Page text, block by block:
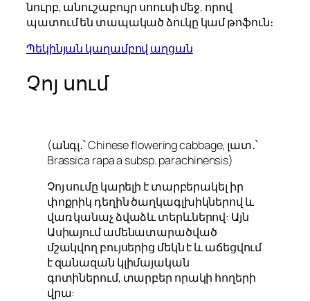
նուրբ, անուշաբույր սոուսի մեջ, որով
պատում են տապակած ձուկը կամ թոֆուն։
Պեկինյան կաղամբով աղցան
Չոյ սում
(անգլ․՝ Chinese flowering cabbage, լատ․՝
Brassica rapa a subsp. parachinensis)
Չոյ սումը կարելի է տարբերակել իր
փոքրիկ դեղին ծաղկագլխիկներով և
վառ կանաչ ձվաձև տերևներով: Այն
Ասիայում ամենատարածված
մշակվող բույսերից մեկն է և աճեցվում
է զանազան կլիմայական
գոտիներում, տարբեր որակի հողերի
վրա: